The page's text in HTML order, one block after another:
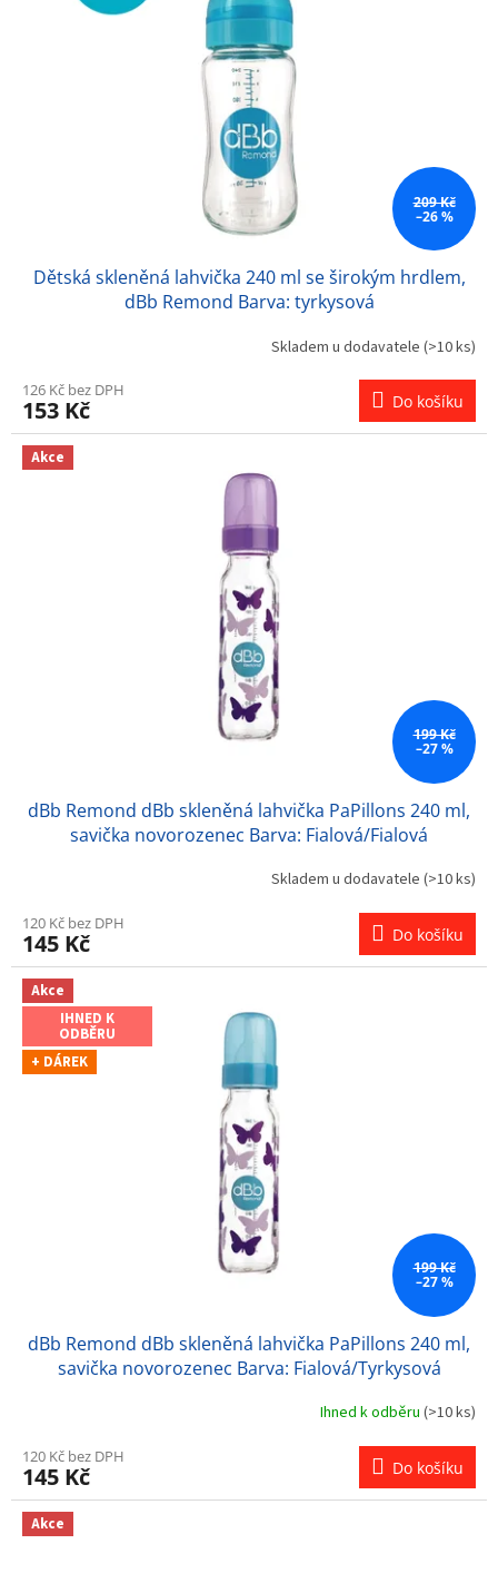
209 Kč
–26 %
Dětská skleněná lahvička 240 ml se širokým hrdlem,
dBb Remond Barva: tyrkysová
Skladem u dodavatele (>10 ks)
126 Kč bez DPH
153 Kč Do košíku
Akce
199 Kč
–27 %
dBb Remond dBb skleněná lahvička PaPillons 240 ml,
savička novorozenec Barva: Fialová/Fialová
Skladem u dodavatele (>10 ks)
120 Kč bez DPH
145 Kč Do košíku
Akce
IHNED K
ODBĚRU
+ DÁREK
199 Kč
–27 %
dBb Remond dBb skleněná lahvička PaPillons 240 ml,
savička novorozenec Barva: Fialová/Tyrkysová
Ihned k odběru (>10 ks)
120 Kč bez DPH
145 Kč Do košíku
Akce